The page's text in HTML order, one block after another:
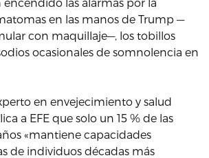
en las manos de Trump —
con maquillaje—, los tobillos
ocasionales de somnolencia en
en envejecimiento y salud
a EFE que solo un 15 % de las
«mantiene capacidades
de individuos décadas más